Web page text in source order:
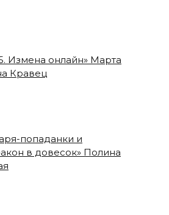
Измена онлайн» Марта
Кравец
попаданки и
в довесок» Полина